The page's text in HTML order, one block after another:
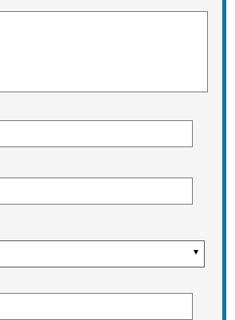
1/2 ПСК ― 1 штука.
― 1 штука.